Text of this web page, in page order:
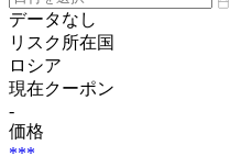
データなし
リスク所在国
ロシア
現在クーポン
-
価格